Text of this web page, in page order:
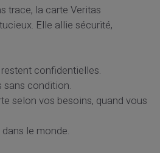
trace, la carte Veritas
Elle allie sécurité,
confidentielles.
condition.
selon vos besoins, quand vous
le monde.